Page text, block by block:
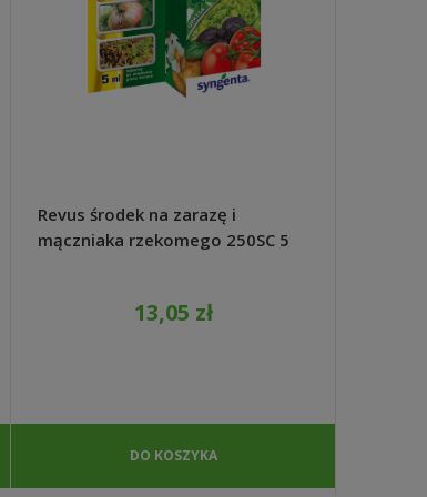
Revus środek na zarazę i
mączniaka rzekomego 250SC 5
13,05 zł
DO KOSZYKA